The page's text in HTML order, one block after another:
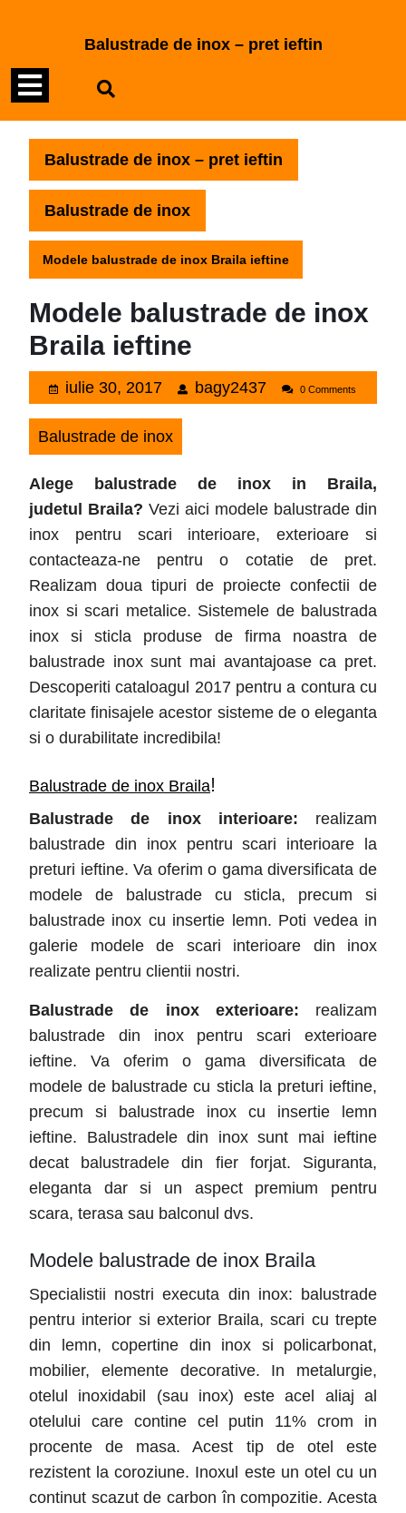
Balustrade de inox – pret ieftin
Open
Menu
Balustrade de inox – pret ieftin
Balustrade de inox
Modele balustrade de inox Braila ieftine
Modele balustrade de inox
Braila ieftine
iulie 30, 2017iulie
2017
bagy2437bagy2437
0 Comments
Balustrade de inox
Alege balustrade de inox in Braila,
judetul Braila? Vezi aici modele balustrade din
inox pentru scari interioare, exterioare si
contacteaza-ne pentru o cotatie de pret.
Realizam doua tipuri de proiecte confectii de
inox si scari metalice. Sistemele de balustrada
inox si sticla produse de firma noastra de
balustrade inox sunt mai avantajoase ca pret.
Descoperiti cataloagul 2017 pentru a contura cu
claritate finisajele acestor sisteme de o eleganta
si o durabilitate incredibila!
Balustrade de inox Braila!
Balustrade de inox interioare: realizam
balustrade din inox pentru scari interioare la
preturi ieftine. Va oferim o gama diversificata de
modele de balustrade cu sticla, precum si
balustrade inox cu insertie lemn. Poti vedea in
galerie modele de scari interioare din inox
realizate pentru clientii nostri.
Balustrade de inox exterioare: realizam
balustrade din inox pentru scari exterioare
ieftine. Va oferim o gama diversificata de
modele de balustrade cu sticla la preturi ieftine,
precum si balustrade inox cu insertie lemn
ieftine. Balustradele din inox sunt mai ieftine
decat balustradele din fier forjat. Siguranta,
eleganta dar si un aspect premium pentru
scara, terasa sau balconul dvs.
Modele balustrade de inox Braila
Specialistii nostri executa din inox: balustrade
pentru interior si exterior Braila, scari cu trepte
din lemn, copertine din inox si policarbonat,
mobilier, elemente decorative. In metalurgie,
otelul inoxidabil (sau inox) este acel aliaj al
otelului care contine cel putin 11% crom in
procente de masa. Acest tip de otel este
rezistent la coroziune. Inoxul este un otel cu un
continut scazut de carbon în compozitie. Acesta